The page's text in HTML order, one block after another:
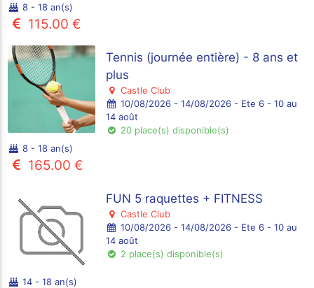
8 - 18 an(s)
115.00 €
Tennis (journée entière) - 8 ans et
plus
Castle Club
10/08/2026 - 14/08/2026 - Ete 6 - 10 au
14 août
20 place(s) disponible(s)
8 - 18 an(s)
165.00 €
FUN 5 raquettes + FITNESS
Castle Club
10/08/2026 - 14/08/2026 - Ete 6 - 10 au
14 août
2 place(s) disponible(s)
14 - 18 an(s)